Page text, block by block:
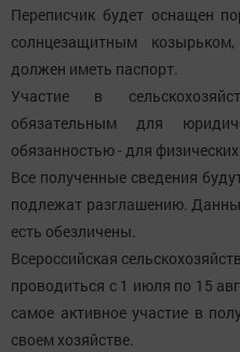
Переписчик будет оснащен
солнцезащитным
должен иметь паспорт.
Участие в
обязательным для
обязанностью - для
Все полученные сведения
подлежат разглашению.
есть обезличены.
Всероссийская
проводиться с 1 июля по 15
самое активное участие в
своем хозяйстве.